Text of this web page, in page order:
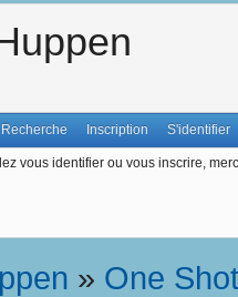
Recherche Inscription S'identifier
vous identifier ou vous inscrire,
» One